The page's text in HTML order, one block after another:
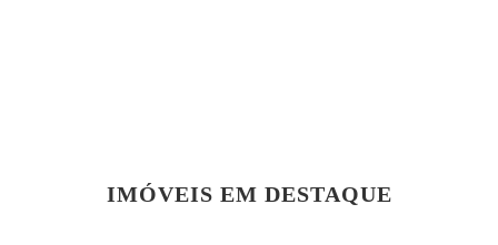
IMÓVEIS EM DESTAQUE